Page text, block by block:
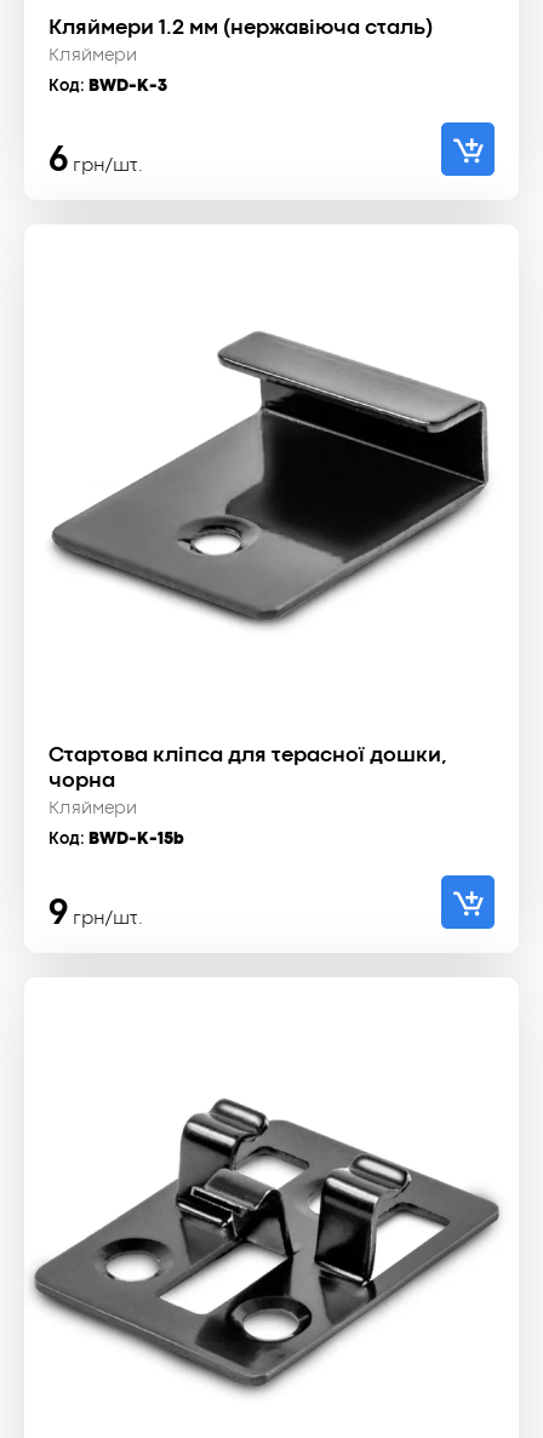
Кляймери 1.2 мм (нержавіюча сталь)
Кляймери
Код: BWD-K-3
6 грн/шт.
Стартова кліпса для терасної дошки,
чорна
Кляймери
Код: BWD-K-15b
9 грн/шт.